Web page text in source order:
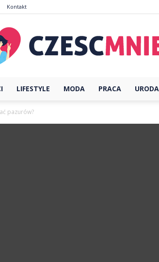
Kontakt
LIFESTYLE MODA PRACA URODA
pazurów?